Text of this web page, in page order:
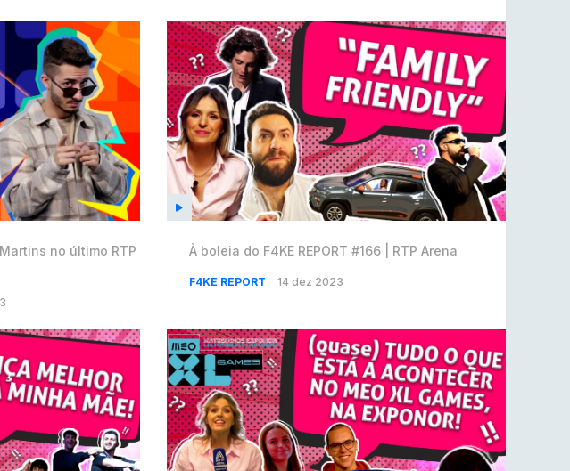
no último RTP
À boleia do F4KE REPORT #166 | RTP Arena
F4KE REPORT 14 dez 2023